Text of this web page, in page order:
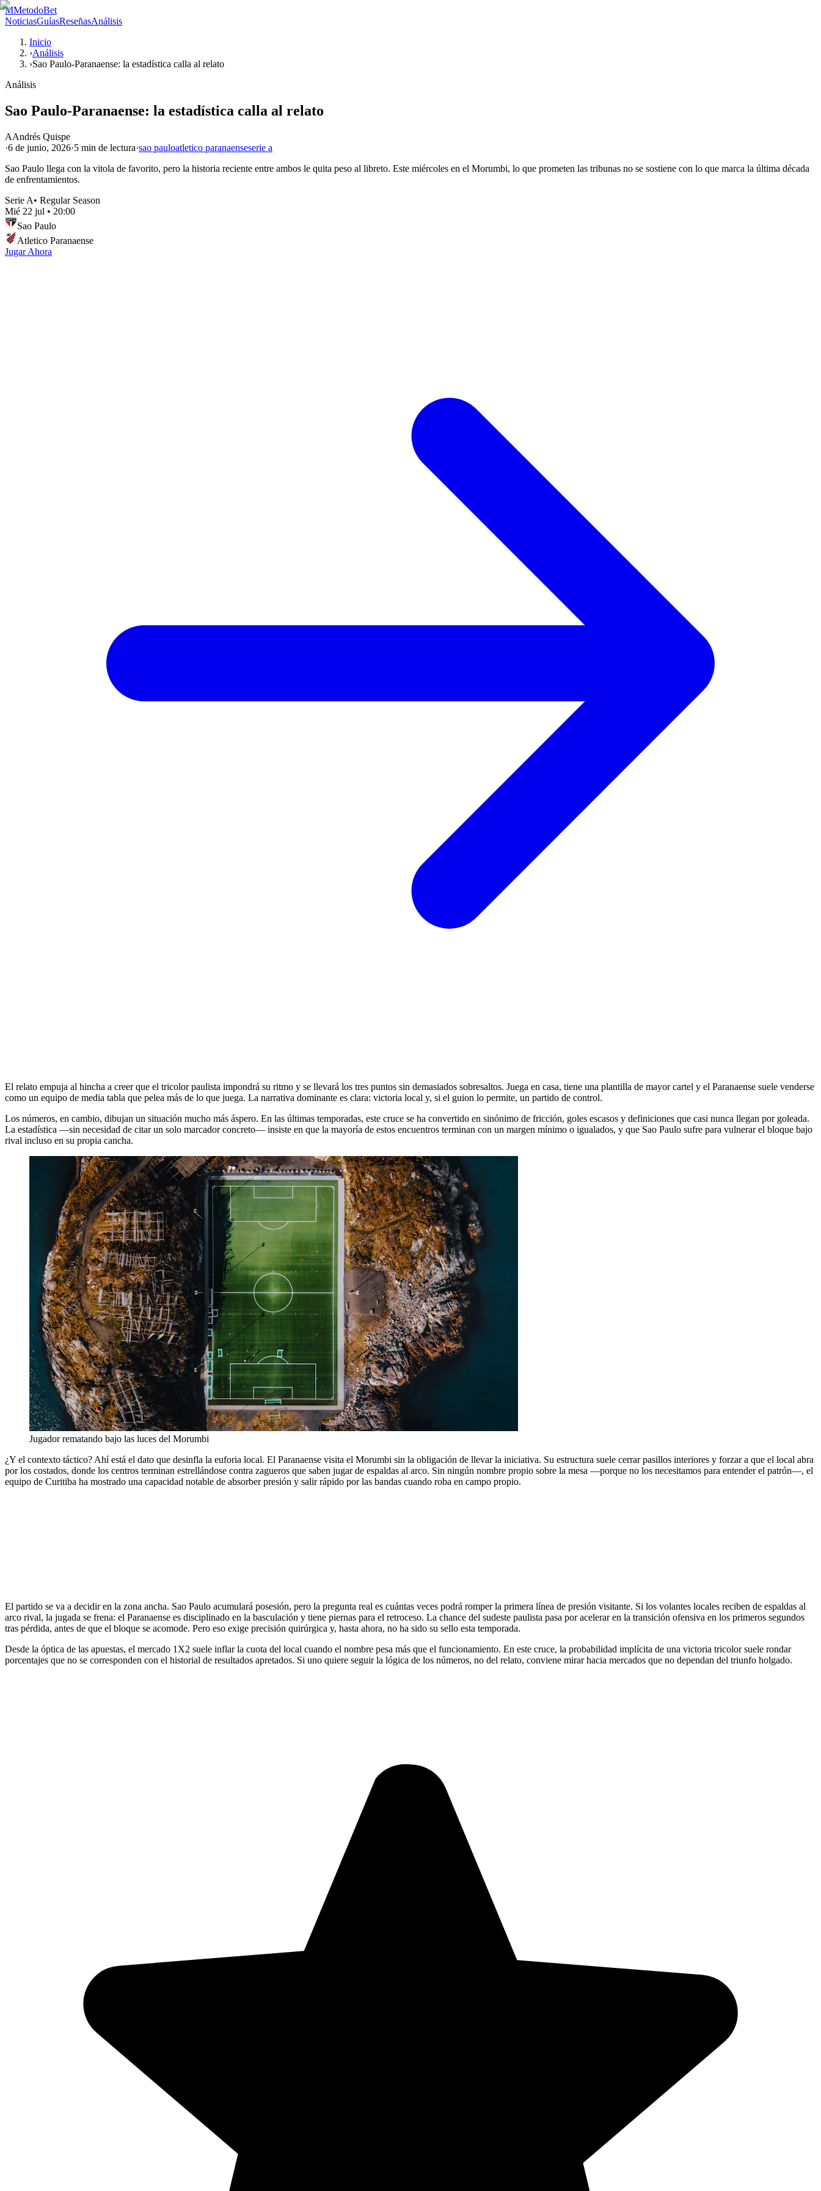
MMetodoBet
NoticiasGuíasReseñasAnálisis
Inicio
›Análisis
›Sao Paulo-Paranaense: la estadística calla al relato
Análisis
Sao Paulo-Paranaense: la estadística calla al relato
AAndrés Quispe
·6 de junio, 2026·5 min de lectura·sao pauloatletico paranaenseserie a
Sao Paulo llega con la vitola de favorito, pero la historia reciente entre ambos le quita peso al libreto. Este miércoles en el Morumbi, lo que prometen las tribunas no se sostiene con lo que marca la última década
de enfrentamientos.
Serie A• Regular Season
Mié 22 jul • 20:00
Sao Paulo
Atletico Paranaense
Jugar Ahora
El relato empuja al hincha a creer que el tricolor paulista impondrá su ritmo y se llevará los tres puntos sin demasiados sobresaltos. Juega en casa, tiene una plantilla de mayor cartel y el Paranaense suele venderse
como un equipo de media tabla que pelea más de lo que juega. La narrativa dominante es clara: victoria local y, si el guion lo permite, un partido de control.
Los números, en cambio, dibujan un situación mucho más áspero. En las últimas temporadas, este cruce se ha convertido en sinónimo de fricción, goles escasos y definiciones que casi nunca llegan por goleada.
La estadística —sin necesidad de citar un solo marcador concreto— insiste en que la mayoría de estos encuentros terminan con un margen mínimo o igualados, y que Sao Paulo sufre para vulnerar el bloque bajo
rival incluso en su propia cancha.
Jugador rematando bajo las luces del Morumbi
¿Y el contexto táctico? Ahí está el dato que desinfla la euforia local. El Paranaense visita el Morumbi sin la obligación de llevar la iniciativa. Su estructura suele cerrar pasillos interiores y forzar a que el local abra
por los costados, donde los centros terminan estrellándose contra zagueros que saben jugar de espaldas al arco. Sin ningún nombre propio sobre la mesa —porque no los necesitamos para entender el patrón—, el
equipo de Curitiba ha mostrado una capacidad notable de absorber presión y salir rápido por las bandas cuando roba en campo propio.
El partido se va a decidir en la zona ancha. Sao Paulo acumulará posesión, pero la pregunta real es cuántas veces podrá romper la primera línea de presión visitante. Si los volantes locales reciben de espaldas al
arco rival, la jugada se frena: el Paranaense es disciplinado en la basculación y tiene piernas para el retroceso. La chance del sudeste paulista pasa por acelerar en la transición ofensiva en los primeros segundos
tras pérdida, antes de que el bloque se acomode. Pero eso exige precisión quirúrgica y, hasta ahora, no ha sido su sello esta temporada.
Desde la óptica de las apuestas, el mercado 1X2 suele inflar la cuota del local cuando el nombre pesa más que el funcionamiento. En este cruce, la probabilidad implícita de una victoria tricolor suele rondar
porcentajes que no se corresponden con el historial de resultados apretados. Si uno quiere seguir la lógica de los números, no del relato, conviene mirar hacia mercados que no dependan del triunfo holgado.